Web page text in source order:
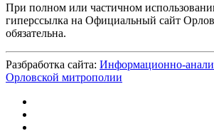
При полном или частичном
гиперссылка на Официальный сайт
обязательна.
Разбработка сайта: Информационно-
Орловской митрополии